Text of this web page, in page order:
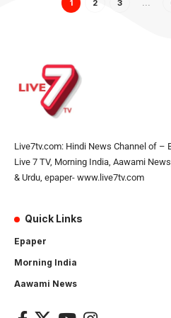
1 2 3 …
Live7tv.com: Hindi News Channel of –
Live 7 TV, Morning India, Aawami
& Urdu, epaper- www.live7tv.com
Quick Links
Epaper
Morning India
Aawami News